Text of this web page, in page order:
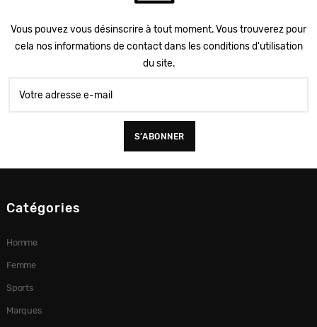
Vous pouvez vous désinscrire à tout moment. Vous trouverez pour
cela nos informations de contact dans les conditions d'utilisation
du site.
Catégories
Homme
Femme
Sports
Marques